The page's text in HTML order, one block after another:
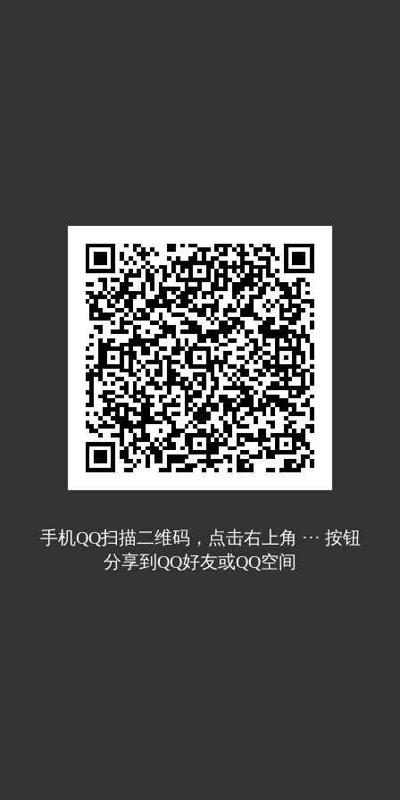
手机QQ扫描二维码，点击右上角 ··· 按钮
分享到QQ好友或QQ空间